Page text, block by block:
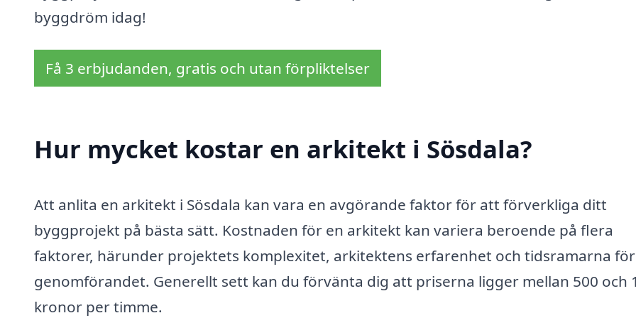
byggdröm idag!
Få 3 erbjudanden, gratis och utan förpliktelser
Hur mycket kostar en arkitekt i Sösdala?
Att anlita en arkitekt i Sösdala kan vara en avgörande faktor för att förverkliga ditt
byggprojekt på bästa sätt. Kostnaden för en arkitekt kan variera beroende på flera
faktorer, härunder projektets komplexitet, arkitektens erfarenhet och tidsramarna för
genomförandet. Generellt sett kan du förvänta dig att priserna ligger mellan 500 och
kronor per timme.